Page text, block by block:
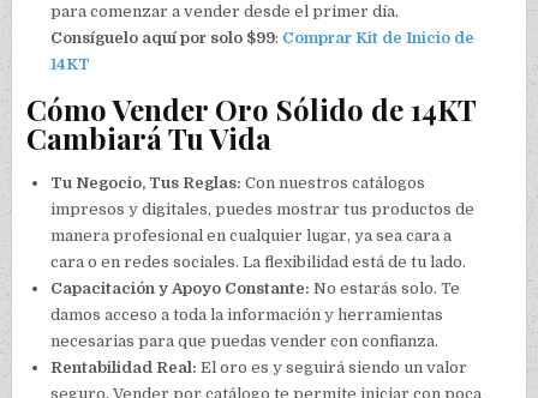
para comenzar a vender desde el primer día.
Consíguelo aquí por solo $99: Comprar Kit de Inicio de
14KT
Cómo Vender Oro Sólido de 14KT
Cambiará Tu Vida
Tu Negocio, Tus Reglas: Con nuestros catálogos
impresos y digitales, puedes mostrar tus productos de
manera profesional en cualquier lugar, ya sea cara a
cara o en redes sociales. La flexibilidad está de tu lado.
Capacitación y Apoyo Constante: No estarás solo. Te
damos acceso a toda la información y herramientas
necesarias para que puedas vender con confianza.
Rentabilidad Real: El oro es y seguirá siendo un valor
seguro. Vender por catálogo te permite iniciar con poca